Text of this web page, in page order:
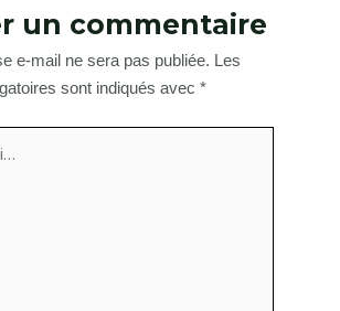
un commentaire
e-mail ne sera pas publiée. Les
sont indiqués avec *